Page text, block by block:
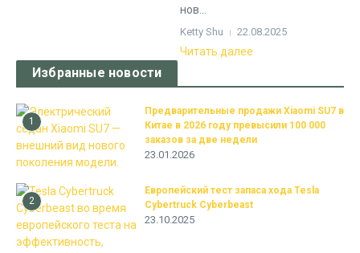
нов...
Ketty Shu 22.08.2025
Читать далее
Избранные новости
1
Предварительные продажи Xiaomi SU7 в
Китае в 2026 году превысили 100 000
заказов за две недели
23.01.2026
2
Европейский тест запаса хода Tesla
Cybertruck Cyberbeast
23.10.2025